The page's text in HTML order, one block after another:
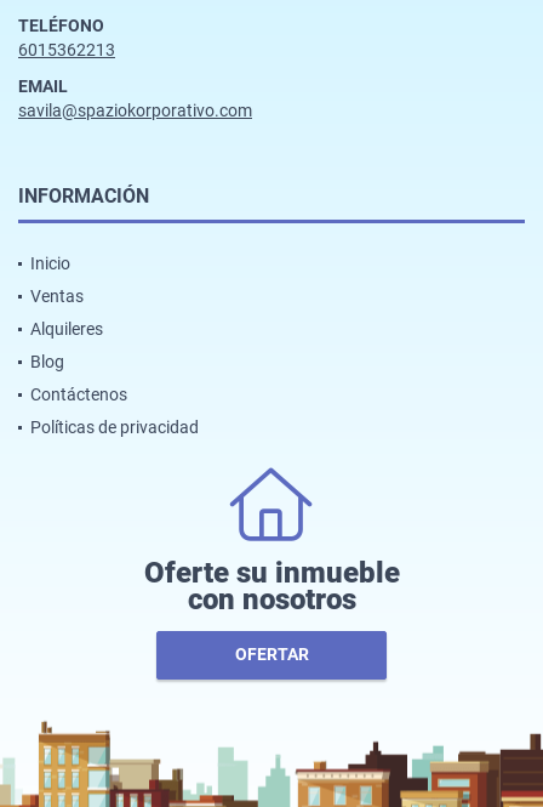
TELÉFONO
6015362213
EMAIL
savila@spaziokorporativo.com
INFORMACIÓN
Inicio
Ventas
Alquileres
Blog
Contáctenos
Políticas de privacidad
Oferte su inmueble
con nosotros
OFERTAR